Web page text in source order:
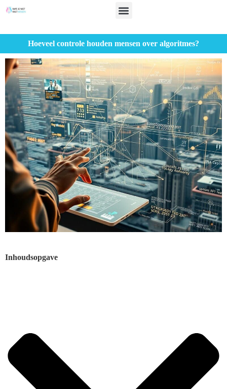
Hoeveel controle houden mensen over algoritmes?
Inhoudsopgave